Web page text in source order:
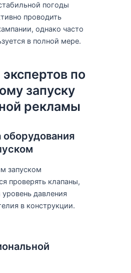
погоды
проводить
однако часто
в полной мере.
по
запуску
рекламы
запуском
проверять клапаны,
давления
в конструкции.